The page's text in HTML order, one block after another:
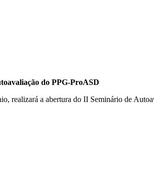
do PPG-ProASD
realizará a abertura do II Seminário de